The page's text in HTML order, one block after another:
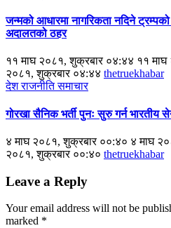
जन्मको आधारमा नागरिकता नदिने
अदालतको ठहर
११ माघ २०८१, शुक्रबार ०४:४४ ११
२०८१, शुक्रबार ०४:४४ thetruekhabar
देशराजनीतिसमाचार
गोरखा सैनिक भर्ती पुनः सुरु गर्न
४ माघ २०८१, शुक्रबार ००:४० ४ माघ
२०८१, शुक्रबार ००:४० thetruekhabar
Leave a Reply
Your email address will not be
marked *